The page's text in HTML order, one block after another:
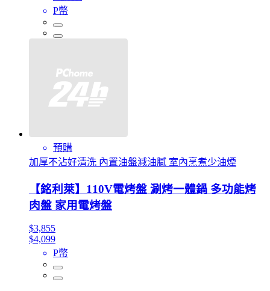
P幣
預購
加厚不沾好清洗 內置油盤減油膩 室內烹煮少油煙
【銘利萊】110V電烤盤 涮烤一體鍋 多功能烤
肉盤 家用電烤盤
$3,855
$4,099
P幣